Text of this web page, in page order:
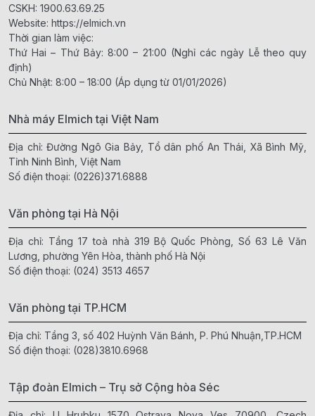
CSKH: 1900.63.69.25
Website: https://elmich.vn
Thời gian làm việc:
Thứ Hai – Thứ Bảy: 8:00 – 21:00 (Nghỉ các ngày Lễ theo quy
định)
Chủ Nhật: 8:00 – 18:00 (Áp dụng từ 01/01/2026)
Nhà máy Elmich tại Việt Nam
Địa chỉ: Đường Ngô Gia Bảy, Tổ dân phố An Thái, Xã Bình Mỹ,
Tỉnh Ninh Bình, Việt Nam
Số điện thoại: (0226)371.6888
Văn phòng tại Hà Nội
Địa chỉ: Tầng 17 toà nhà 319 Bộ Quốc Phòng, Số 63 Lê Văn
Lương, phường Yên Hòa, thành phố Hà Nội
Số điện thoại: (024) 3513 4657
Văn phòng tại TP.HCM
Địa chỉ: Tầng 3, số 402 Huỳnh Văn Bánh, P. Phú Nhuận,TP.HCM
Số điện thoại: (028)3810.6968
Tập đoàn Elmich – Trụ sở Cộng hòa Séc